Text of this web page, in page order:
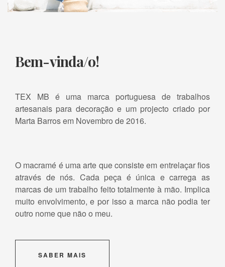
Bem-vinda/o!
TEX MB é uma marca portuguesa de trabalhos
artesanais para decoração e um projecto criado por
Marta Barros em Novembro de 2016.
O macramé é uma arte que consiste em entrelaçar fios
através de nós. Cada peça é única e carrega as
marcas de um trabalho feito totalmente à mão. Implica
muito envolvimento, e por isso a marca não podia ter
outro nome que não o meu.
SABER MAIS